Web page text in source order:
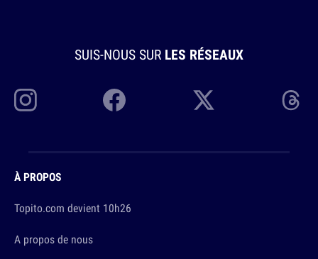
SUIS-NOUS SUR LES RÉSEAUX
À PROPOS
Topito.com devient 10h26
A propos de nous